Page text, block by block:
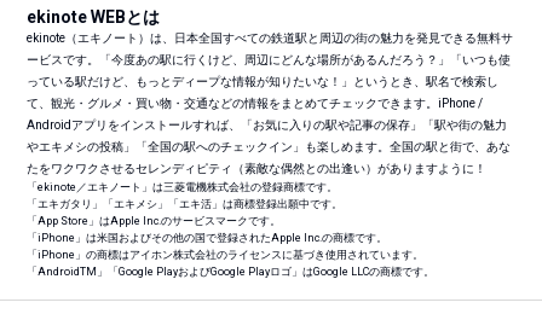
ekinote WEBとは
ekinote（エキノート）は、日本全国すべての鉄道駅と周辺の街の魅力を発見できる無料サ
ービスです。「今度あの駅に行くけど、周辺にどんな場所があるんだろう？」「いつも使
っている駅だけど、もっとディープな情報が知りたいな！」というとき、駅名で検索し
て、観光・グルメ・買い物・交通などの情報をまとめてチェックできます。iPhone /
Androidアプリをインストールすれば、「お気に入りの駅や記事の保存」「駅や街の魅力
やエキメシの投稿」「全国の駅へのチェックイン」も楽しめます。全国の駅と街で、あな
たをワクワクさせるセレンディピティ（素敵な偶然との出逢い）がありますように！
「ekinote／エキノート」は三菱電機株式会社の登録商標です。
「エキガタリ」「エキメシ」「エキ活」は商標登録出願中です。
「App Store」はApple Inc.のサービスマークです。
「iPhone」は米国およびその他の国で登録されたApple Inc.の商標です。
「iPhone」の商標はアイホン株式会社のライセンスに基づき使用されています。
「AndroidTM 」「Google PlayおよびGoogle Playロゴ」はGoogle LLCの商標です。